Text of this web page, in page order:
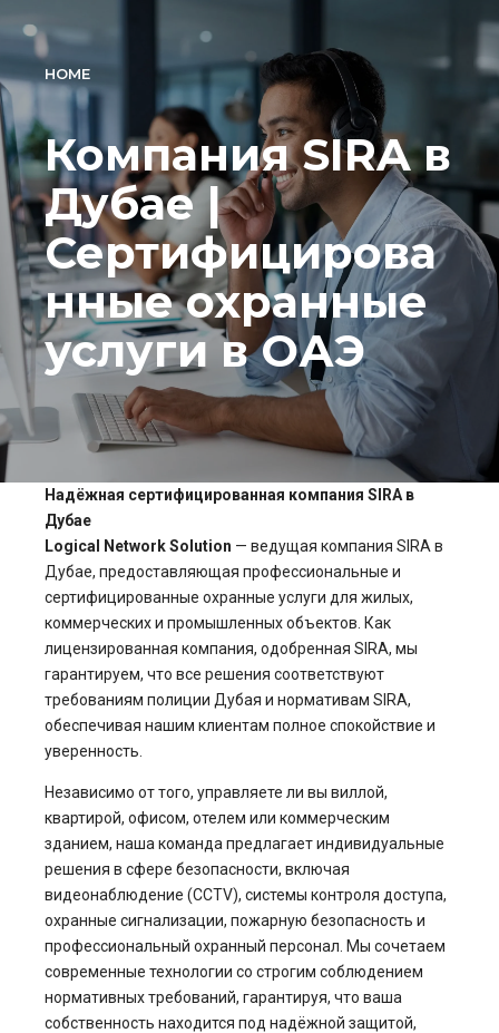
HOME
Компания SIRA в
Дубае |
Сертифицирова
нные охранные
услуги в ОАЭ
Надёжная сертифицированная компания SIRA в
Дубае
Logical Network Solution — ведущая компания SIRA в
Дубае, предоставляющая профессиональные и
сертифицированные охранные услуги для жилых,
коммерческих и промышленных объектов. Как
лицензированная компания, одобренная SIRA, мы
гарантируем, что все решения соответствуют
требованиям полиции Дубая и нормативам SIRA,
обеспечивая нашим клиентам полное спокойствие и
уверенность.
Независимо от того, управляете ли вы виллой,
квартирой, офисом, отелем или коммерческим
зданием, наша команда предлагает индивидуальные
решения в сфере безопасности, включая
видеонаблюдение (CCTV), системы контроля доступа,
охранные сигнализации, пожарную безопасность и
профессиональный охранный персонал. Мы сочетаем
современные технологии со строгим соблюдением
нормативных требований, гарантируя, что ваша
собственность находится под надёжной защитой,